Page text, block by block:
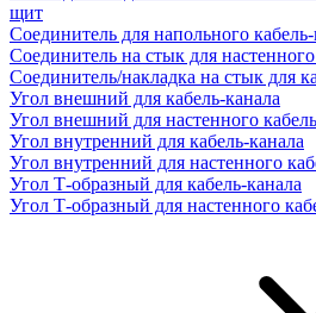
щит
Соединитель для напольного кабель-
Соединитель на стык для настенного
Соединитель/накладка на стык для
Угол внешний для кабель-канала
Угол внешний для настенного
Угол внутренний для кабель-канала
Угол внутренний для настенного
Угол Т-образный для кабель-канала
Угол Т-образный для настенного